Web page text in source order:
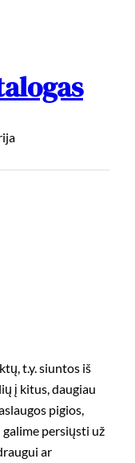
t.y. siuntos iš
į kitus, daugiau
pigios,
persiųsti už
ar